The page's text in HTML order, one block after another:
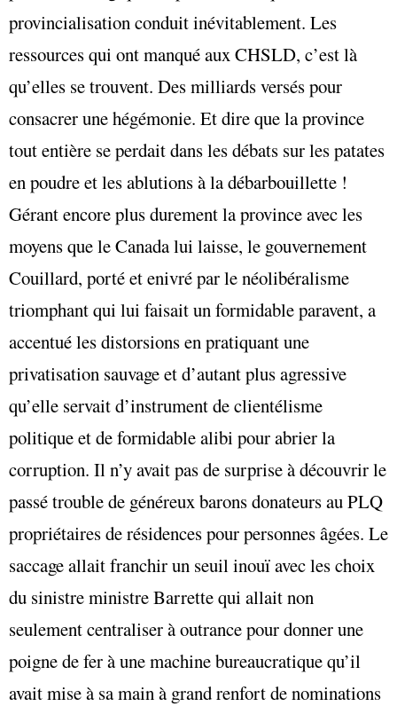
provincialisation conduit inévitablement. Les
ressources qui ont manqué aux CHSLD, c’est là
qu’elles se trouvent. Des milliards versés pour
consacrer une hégémonie. Et dire que la province
tout entière se perdait dans les débats sur les patates
en poudre et les ablutions à la débarbouillette !
Gérant encore plus durement la province avec les
moyens que le Canada lui laisse, le gouvernement
Couillard, porté et enivré par le néolibéralisme
triomphant qui lui faisait un formidable paravent, a
accentué les distorsions en pratiquant une
privatisation sauvage et d’autant plus agressive
qu’elle servait d’instrument de clientélisme
politique et de formidable alibi pour abrier la
corruption. Il n’y avait pas de surprise à découvrir le
passé trouble de généreux barons donateurs au PLQ
propriétaires de résidences pour personnes âgées. Le
saccage allait franchir un seuil inouï avec les choix
du sinistre ministre Barrette qui allait non
seulement centraliser à outrance pour donner une
poigne de fer à une machine bureaucratique qu’il
avait mise à sa main à grand renfort de nominations